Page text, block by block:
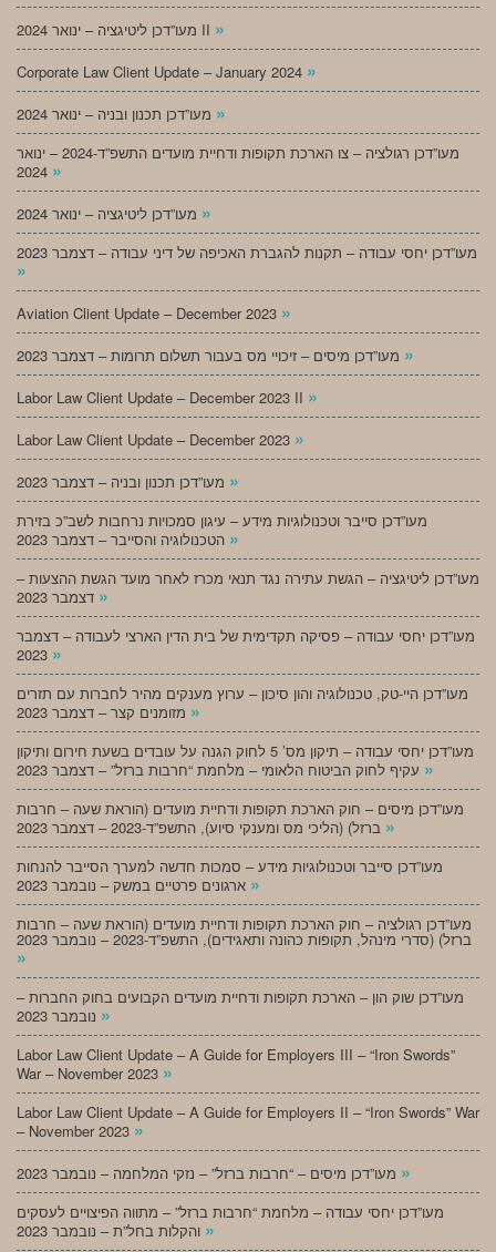
מעו”דכן ליטיגציה – ינואר 2024 II »
Corporate Law Client Update – January 2024 »
»
מעו”דכן רגולציה – צו הארכת תקופות ודחיית מועדים התשפ”ד-2024 – ינואר
»
»
מעו”דכן יחסי עבודה – תקנות להגברת האכיפה של דיני עבודה – דצמבר 2023
»
Aviation Client Update – December 2023 »
»
Labor Law Client Update – December 2023 II »
Labor Law Client Update – December 2023 »
»
מעו”דכן סייבר וטכנולוגיות מידע – עיגון סמכויות נרחבות לשב”כ בזירת
»
מעו”דכן ליטיגציה – הגשת עתירה נגד תנאי מכרז לאחר מועד הגשת ההצעות –
»
מעו”דכן יחסי עבודה – פסיקה תקדימית של בית הדין הארצי לעבודה – דצמבר
»
מעו”דכן היי-טק, טכנולוגיה והון סיכון – ערוץ מענקים מהיר לחברות עם תזרים
»
מעו”דכן יחסי עבודה – תיקון מס’ 5 לחוק הגנה על עובדים בשעת חירום ותיקון
»
מעו”דכן מיסים – חוק הארכת תקופות ודחיית מועדים (הוראת שעה – חרבות
»
מעו”דכן סייבר וטכנולוגיות מידע – סמכות חדשה למערך הסייבר להנחות
»
מעו”דכן רגולציה – חוק הארכת תקופות ודחיית מועדים (הוראת שעה – חרבות
ברזל) (סדרי מינהל, תקופות כהונה ותאגידים), התשפ”ד-2023 – נובמבר 2023
»
מעו”דכן שוק הון – הארכת תקופות ודחיית מועדים הקבועים בחוק החברות –
»
Labor Law Client Update – A Guide for Employers III – “Iron Swords”
War – November 2023 »
Labor Law Client Update – A Guide for Employers II – “Iron Swords” War
– November 2023 »
»
מעו”דכן יחסי עבודה – מלחמת “חרבות ברזל” – מתווה הפיצויים לעסקים
»